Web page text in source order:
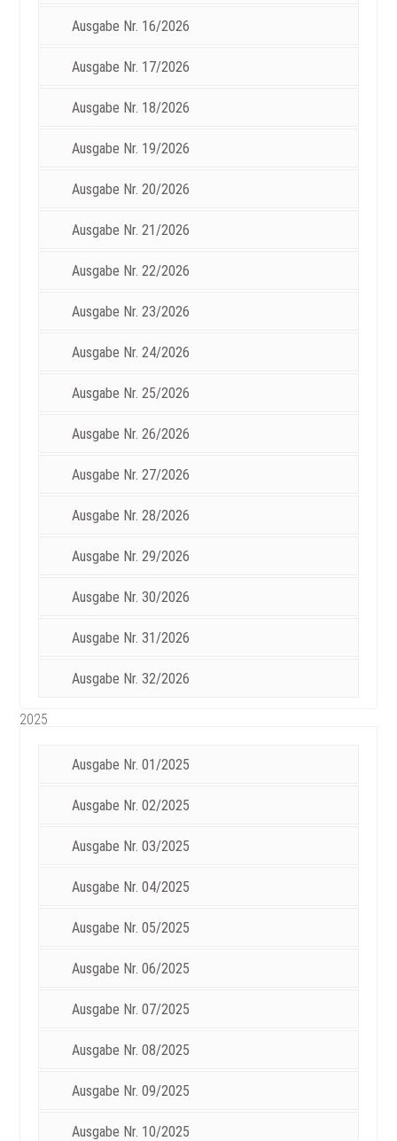
Ausgabe Nr. 16/2026
Ausgabe Nr. 17/2026
Ausgabe Nr. 18/2026
Ausgabe Nr. 19/2026
Ausgabe Nr. 20/2026
Ausgabe Nr. 21/2026
Ausgabe Nr. 22/2026
Ausgabe Nr. 23/2026
Ausgabe Nr. 24/2026
Ausgabe Nr. 25/2026
Ausgabe Nr. 26/2026
Ausgabe Nr. 27/2026
Ausgabe Nr. 28/2026
Ausgabe Nr. 29/2026
Ausgabe Nr. 30/2026
Ausgabe Nr. 31/2026
Ausgabe Nr. 32/2026
2025
Ausgabe Nr. 01/2025
Ausgabe Nr. 02/2025
Ausgabe Nr. 03/2025
Ausgabe Nr. 04/2025
Ausgabe Nr. 05/2025
Ausgabe Nr. 06/2025
Ausgabe Nr. 07/2025
Ausgabe Nr. 08/2025
Ausgabe Nr. 09/2025
Ausgabe Nr. 10/2025